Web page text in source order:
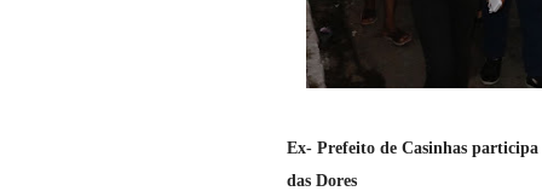
Ex- Prefeito de Casinhas participa
das Dores